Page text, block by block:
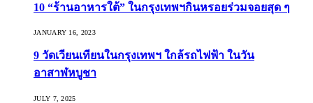
10 “ร้านอาหารใต้” ในกรุงเทพฯกินหรอยร่วมจอยสุด ๆ
JANUARY 16, 2023
9 วัดเวียนเทียนในกรุงเทพฯ ใกล้รถไฟฟ้า ในวัน
อาสาฬหบูชา
JULY 7, 2025